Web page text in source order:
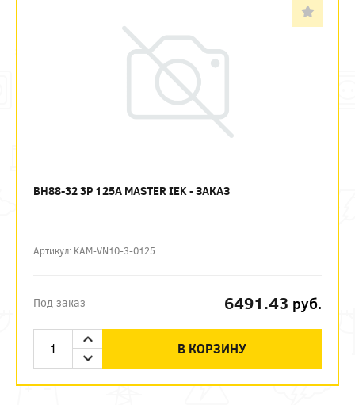
ВН88-32 3P 125А MASTER IEK - ЗАКАЗ
Артикул: KAM-VN10-3-0125
Под заказ 6491.43 руб.
В КОРЗИНУ